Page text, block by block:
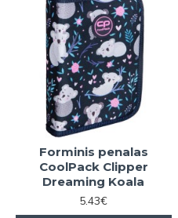
Forminis penalas
CoolPack Clipper
Dreaming Koala
5.43€